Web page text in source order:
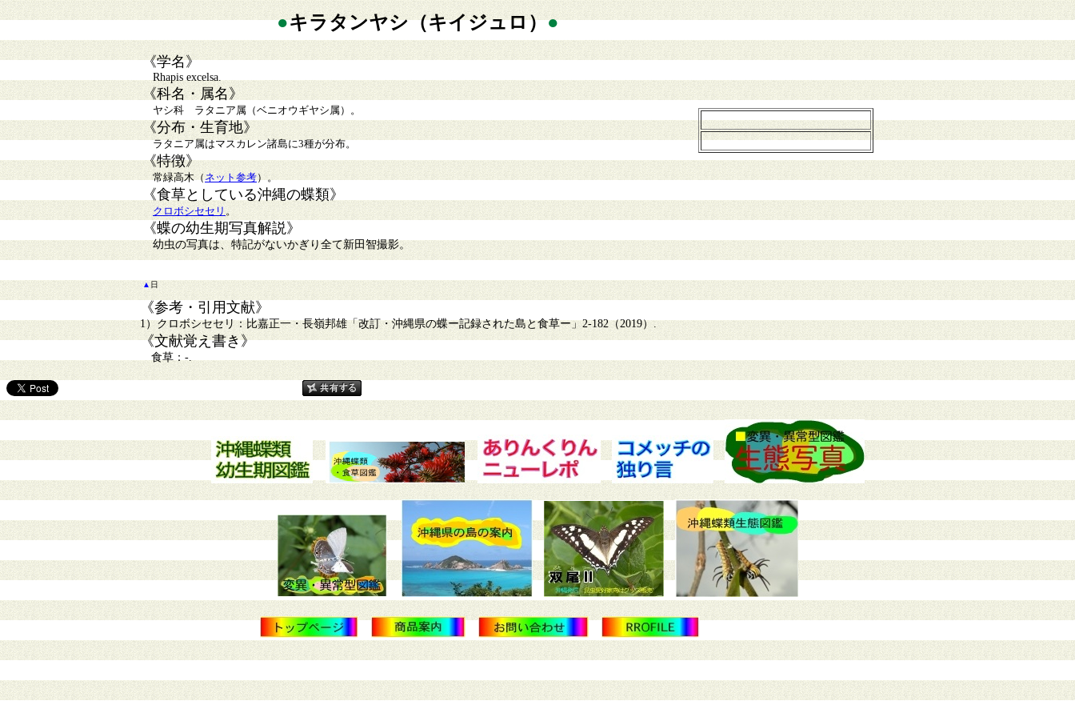
●キラタンヤシ（キイジュロ）●
《学名》
Rhapis excelsa.
《科名・属名》
ヤシ科 ラタニア属（ベニオウギヤシ属）。
《分布・生育地》
ラタニア属はマスカレン諸島に3種が分布。
《特徴》
常緑高木（ネット参考）。
《食草としている沖縄の蝶類》
クロボシセセリ 。
《蝶の幼生期写真解説》
幼虫の写真は、特記がないかぎり全て新田智撮影。
▲ 日
《参考・引用文献》
1）クロボシセセリ：比嘉正一・長嶺邦雄「改訂・沖縄県の蝶ー記録された島と食草ー」2-182（2019）.
《文献覚え書き》
食草：-.